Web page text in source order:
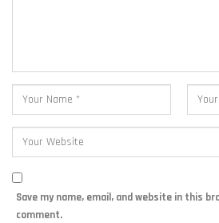
Save my name, email, and website in this
comment.